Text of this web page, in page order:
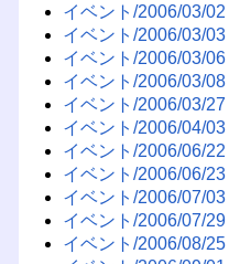
イベント/2006/03/02
イベント/2006/03/03
イベント/2006/03/06
イベント/2006/03/08
イベント/2006/03/27
イベント/2006/04/03
イベント/2006/06/22
イベント/2006/06/23
イベント/2006/07/03
イベント/2006/07/29
イベント/2006/08/25